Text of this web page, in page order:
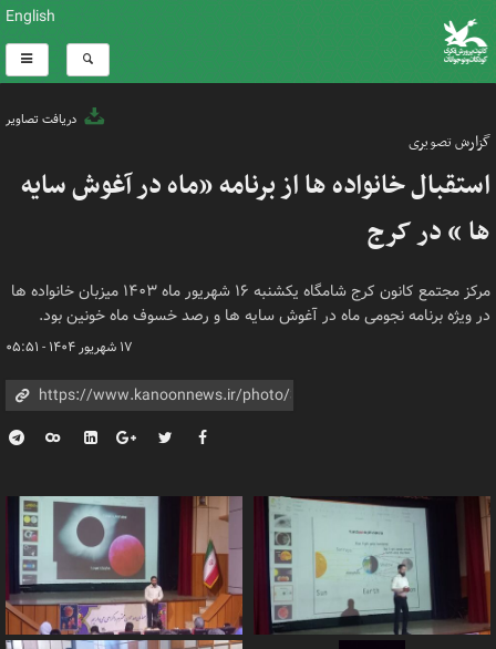
English
دریافت تصاویر
گزارش تصویری
استقبال خانواده ها از برنامه «ماه در آغوش سایه
ها » در کرج
مرکز مجتمع کانون کرج شامگاه یکشنبه ۱۶ شهریور ماه ۱۴۰۳ میزبان خانواده ها
در ویژه برنامه نجومی ماه در آغوش سایه ها و رصد خسوف ماه خونین بود.
۱۷ شهریور ۱۴۰۴ - ۰۵:۵۱